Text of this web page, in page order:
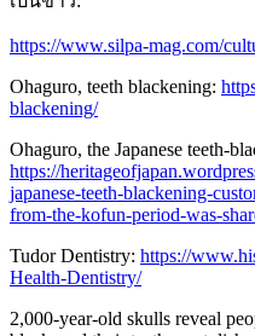
https://www.silpa-mag.com/
Ohaguro, teeth blackening:
blackening/
Ohaguro, the Japanese teeth-
https://
japanese-teeth-blackening-
from-the-kofun-period-was-
Tudor Dentistry:https://
Health-Dentistry/
2,000-year-old skulls reveal
blackened their teeth - a stylish